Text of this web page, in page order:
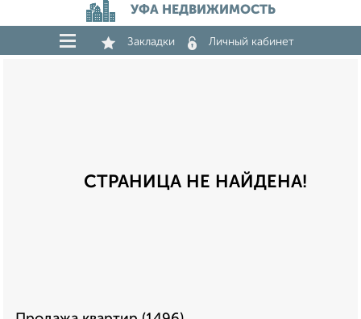
УФА НЕДВИЖИМОСТЬ
Закладки Личный кабинет
СТРАНИЦА НЕ НАЙДЕНА!